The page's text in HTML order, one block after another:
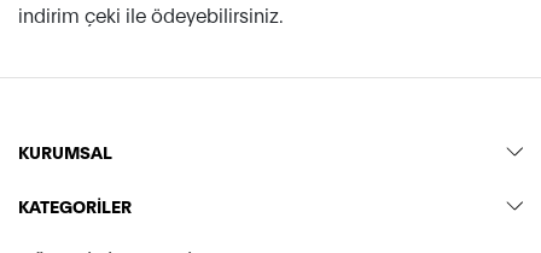
indirim çeki ile ödeyebilirsiniz.
KURUMSAL
KATEGORİLER